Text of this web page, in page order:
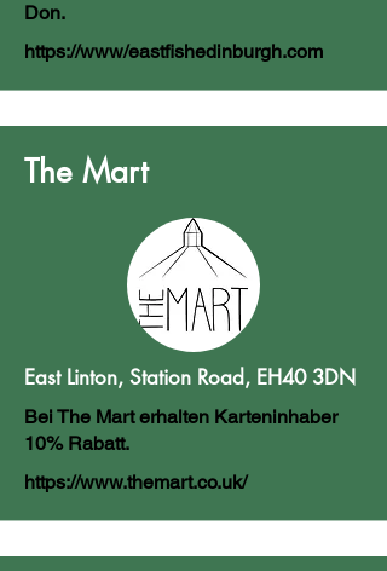
Don.
https://www/eastfishedinburgh.com
The Mart
East Linton, Station Road, EH40 3DN
Bei The Mart erhalten Karteninhaber
10% Rabatt.
https://www.themart.co.uk/